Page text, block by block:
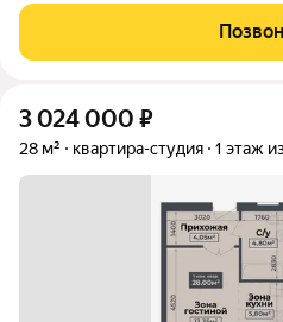
окруженная зелеными соснами и
Особенности проекта
3 024 000 ₽
28 м² квартира-студия 1 этаж